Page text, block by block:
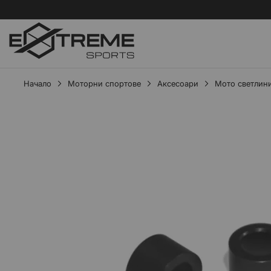
Начало Моторни спортове Аксесоари Мото